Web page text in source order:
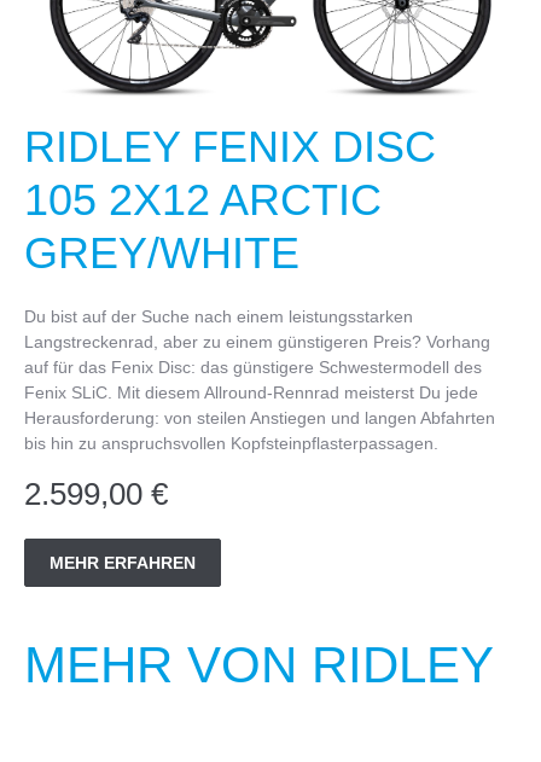
RIDLEY FENIX DISC
105 2X12 ARCTIC
GREY/WHITE
Du bist auf der Suche nach einem leistungsstarken
Langstreckenrad, aber zu einem günstigeren Preis? Vorhang
auf für das Fenix Disc: das günstigere Schwestermodell des
Fenix SLiC. Mit diesem Allround-Rennrad meisterst Du jede
Herausforderung: von steilen Anstiegen und langen Abfahrten
bis hin zu anspruchsvollen Kopfsteinpflasterpassagen.
2.599,00 €
MEHR ERFAHREN
MEHR VON RIDLEY